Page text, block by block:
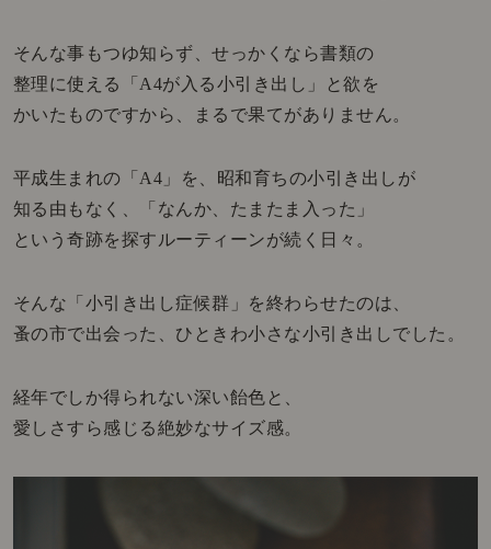
そんな事もつゆ知らず、せっかくなら書類の
整理に使える「A4が入る小引き出し」と欲を
かいたものですから、まるで果てがありません。
平成生まれの「A4」を、昭和育ちの小引き出しが
知る由もなく、「なんか、たまたま入った」
という奇跡を探すルーティーンが続く日々。
そんな「小引き出し症候群」を終わらせたのは、
蚤の市で出会った、ひときわ小さな小引き出しでした。
経年でしか得られない深い飴色と、
愛しさすら感じる絶妙なサイズ感。